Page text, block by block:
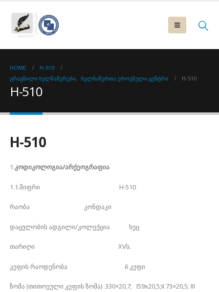
HOME
H-510
ᲒᲠᲐᲒᲜᲘᲚᲘ ᲮᲔᲚᲜᲐᲬᲔᲠᲔᲑᲘ, ᲮᲔᲚᲜᲐᲬᲔᲠᲗᲐ ᲔᲠᲝᲕᲜᲣᲚᲘ ᲪᲔᲜᲢᲠᲘ H-510
H-510
H-510
1.კოდიკოლოგია/არქეოგრაფია
1.1.შიფრი H-510
რაობა კონდაკი
დაცულობის ადგილი/კოლექცია ხეც
თარიღი XVს.
კეფის რაოდენობა 6 კეფი
ზომა (თითოეული კეფის ზომა) 330×20,7; I59x20,5;II 73×20,5; III